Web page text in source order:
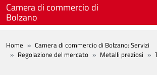
Salta al contenuto principale
Camera di commercio di
Bolzano
BREADCRUMB
Home
Camera di commercio di Bolzano: Servizi
Regolazione del mercato
Metalli preziosi